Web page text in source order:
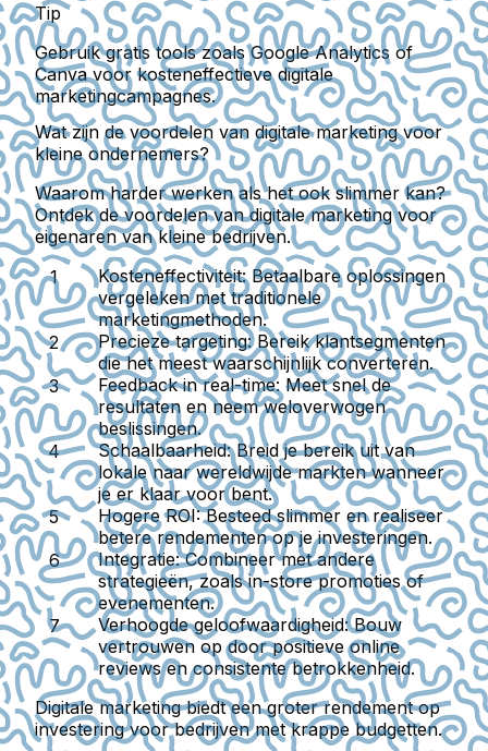
Tip
Gebruik gratis tools zoals Google Analytics of
Canva voor kosteneffectieve digitale
marketingcampagnes.
Wat zijn de voordelen van digitale marketing voor
kleine ondernemers?
Waarom harder werken als het ook slimmer kan?
Ontdek de voordelen van digitale marketing voor
eigenaren van kleine bedrijven.
Kosteneffectiviteit:Betaalbare oplossingen
vergeleken met traditionele
marketingmethoden.
Precieze targeting:Bereik klantsegmenten
die het meest waarschijnlijk converteren.
Feedback in real-time: Meet snel de
resultaten en neem weloverwogen
beslissingen.
Schaalbaarheid:Breid je bereik uit van
lokale naar wereldwijde markten wanneer
je er klaar voor bent.
Hogere ROI:Besteed slimmer en realiseer
betere rendementen op je investeringen.
Integratie:Combineer met andere
strategieën, zoals in-store promoties of
evenementen.
Verhoogde geloofwaardigheid:Bouw
vertrouwen op door positieve online
reviews en consistente betrokkenheid.
Digitale marketing biedt een groter rendement op
investering voor bedrijven met krappe budgetten.